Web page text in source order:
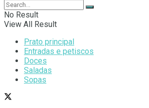
No Result
View All Result
Prato principal
Entradas e petiscos
Doces
Saladas
Sopas